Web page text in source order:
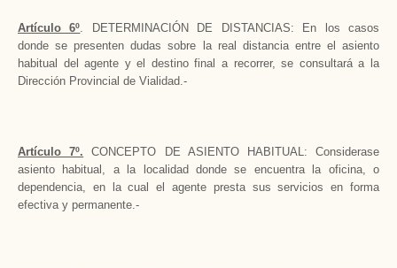
Artículo 6º. DETERMINACIÓN DE DISTANCIAS: En los casos
donde se presenten dudas sobre la real distancia entre el asiento
habitual del agente y el destino final a recorrer, se consultará a la
Dirección Provincial de Vialidad.-
Artículo 7º. CONCEPTO DE ASIENTO HABITUAL: Considerase
asiento habitual, a la localidad donde se encuentra la oficina, o
dependencia, en la cual el agente presta sus servicios en forma
efectiva y permanente.-